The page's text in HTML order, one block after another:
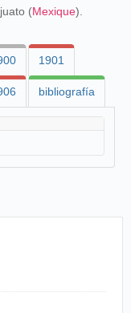
(Mexique).
1901
bibliografía